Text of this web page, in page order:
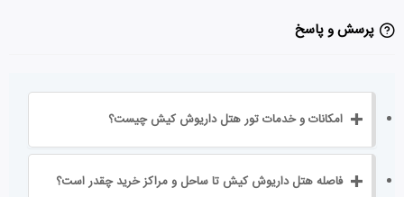
پرسش و پاسخ
امکانات و خدمات تور هتل داریوش کیش چیست؟
فاصله هتل داریوش کیش تا ساحل و مراکز خرید چقدر است؟